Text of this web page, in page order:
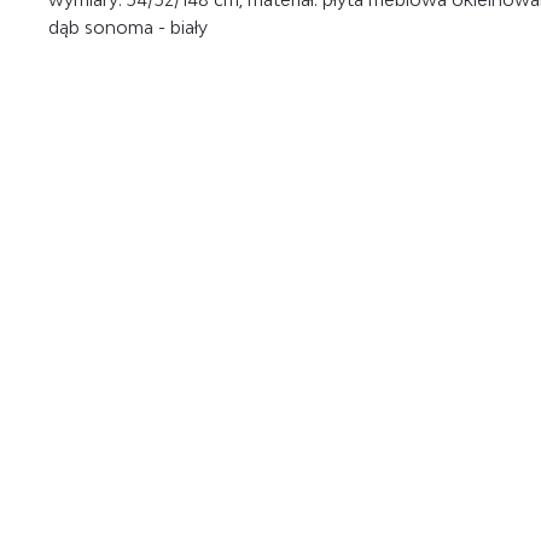
dąb sonoma - biały